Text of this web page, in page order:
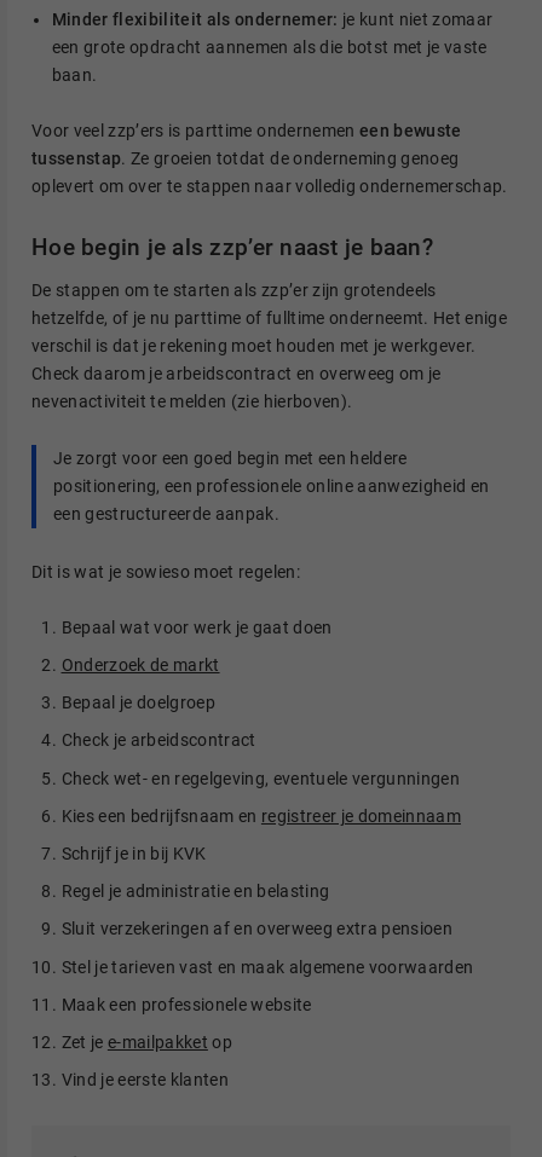
Minder flexibiliteit als ondernemer: je kunt niet zomaar
een grote opdracht aannemen als die botst met je vaste
baan.
Voor veel zzp’ers is parttime ondernemen een bewuste
tussenstap. Ze groeien totdat de onderneming genoeg
oplevert om over te stappen naar volledig ondernemerschap.
Hoe begin je als zzp’er naast je baan?
De stappen om te starten als zzp’er zijn grotendeels
hetzelfde, of je nu parttime of fulltime onderneemt. Het enige
verschil is dat je rekening moet houden met je werkgever.
Check daarom je arbeidscontract en overweeg om je
nevenactiviteit te melden (zie hierboven).
Je zorgt voor een goed begin met een heldere
positionering, een professionele online aanwezigheid en
een gestructureerde aanpak.
Dit is wat je sowieso moet regelen:
Bepaal wat voor werk je gaat doen
Onderzoek de markt
Bepaal je doelgroep
Check je arbeidscontract
Check wet- en regelgeving, eventuele vergunningen
Kies een bedrijfsnaam en registreer je domeinnaam
Schrijf je in bij KVK
Regel je administratie en belasting
Sluit verzekeringen af en overweeg extra pensioen
Stel je tarieven vast en maak algemene voorwaarden
Maak een professionele website
Zet je e-mailpakket op
Vind je eerste klanten